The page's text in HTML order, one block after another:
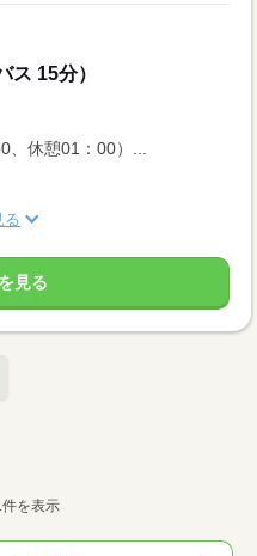
ス 15分）
、休憩01：00）...
る
見る
を表示